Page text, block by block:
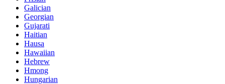
Galician
Georgian
Gujarati
Haitian
Hausa
Hawaiian
Hebrew
Hmong
Hungarian